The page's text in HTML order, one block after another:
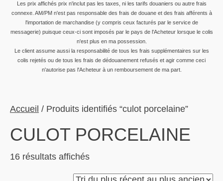
Les prix affichés prix n'inclut pas les taxes, ni les tarifs douaniers ou autre frais
connexe. AM/PM n'est pas responsable des frais de douane et des frais afférents à
l'importation de marchandise (y compris ceux facturés par le service de
messagerie) puisque ceux-ci sont imposés par le pays de l'Acheteur lorsque le colis
n'est plus en ma possession.
Le client assume aussi la responsabilité de tous les frais supplémentaires sur les
colis rejetés ou de tous les frais de dédouanement refusés et agir comme ceci
n'autorise pas l'Acheteur à un remboursement de ma part.
Accueil / Produits identifiés “culot porcelaine”
CULOT PORCELAINE
16 résultats affichésTrié
du